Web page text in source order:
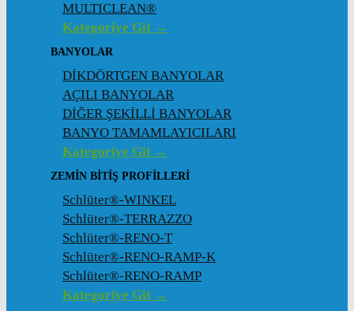
MULTICLEAN®
Kategoriye Git →
BANYOLAR
DİKDÖRTGEN BANYOLAR
AÇILI BANYOLAR
DİĞER ŞEKİLLİ BANYOLAR
BANYO TAMAMLAYICILARI
Kategoriye Git →
ZEMIN BITIŞ PROFILLERI
Schlüter®-WINKEL
Schlüter®-TERRAZZO
Schlüter®-RENO-T
Schlüter®-RENO-RAMP-K
Schlüter®-RENO-RAMP
Kategoriye Git →